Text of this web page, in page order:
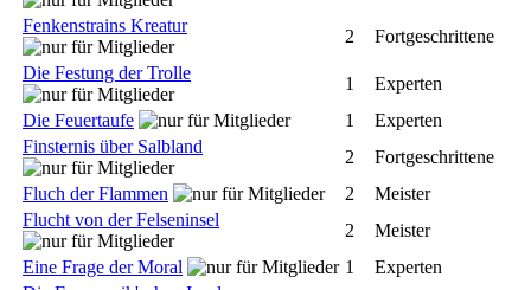
Fenkenstrains Kreatur
2
Fortgeschrittene
Die Festung der Trolle
1
Experten
Die Feuertaufe
1
Experten
Finsternis über Salbland
2
Fortgeschrittene
Fluch der Flammen
2
Meister
Flucht von der Felseninsel
2
Meister
Eine Frage der Moral
1
Experten